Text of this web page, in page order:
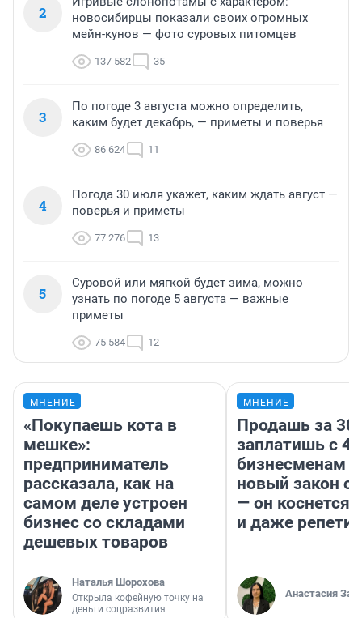
2
новосибирцы показали своих огромных
мейн-кунов — фото суровых питомцев
137 582 35
3
По погоде 3 августа можно определить,
каким будет декабрь, — приметы и поверья
86 624 11
4
Погода 30 июля укажет, каким ждать август —
поверья и приметы
77 276 13
5
Суровой или мягкой будет зима, можно
узнать по погоде 5 августа — важные
приметы
75 584 12
МНЕНИЕ
«Покупаешь кота в
мешке»:
предприниматель
рассказала, как на
самом деле устроен
бизнес со складами
дешевых товаров
Наталья Шорохова
Открыла кофейную точку на
деньги соцразвития
МНЕНИЕ
Продашь за
заплатишь с
бизнесменам
новый закон о
— он коснется
и даже
Анастасия